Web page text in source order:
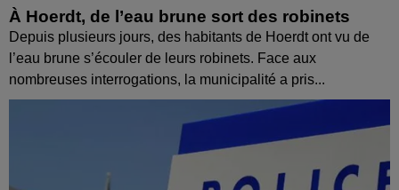
À Hoerdt, de l’eau brune sort des robinets
Depuis plusieurs jours, des habitants de Hoerdt ont vu de
l’eau brune s’écouler de leurs robinets. Face aux
nombreuses interrogations, la municipalité a pris...